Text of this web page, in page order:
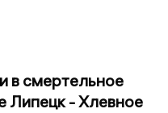
в смертельное
Липецк - Хлевное